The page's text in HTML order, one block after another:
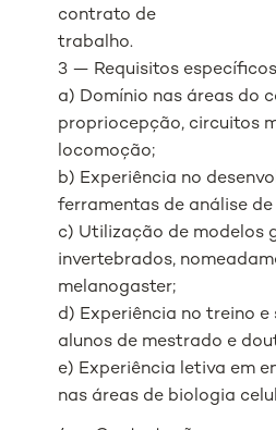
contrato de
trabalho.
3 — Requisitos
a) Domínio nas áreas do
propriocepção, circuitos
locomoção;
b) Experiência no
ferramentas de análise
c) Utilização de modelos
invertebrados,
melanogaster;
d) Experiência no treino e
alunos de mestrado e
e) Experiência letiva em
nas áreas de biologia